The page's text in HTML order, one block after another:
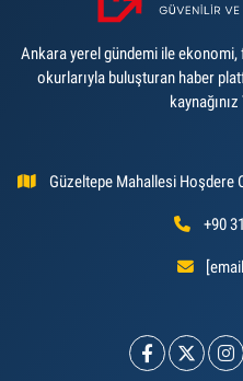
Ankara yerel gündemi ile
okurlarıyla buluşturan haber
Güzeltepe Mahallesi
+90